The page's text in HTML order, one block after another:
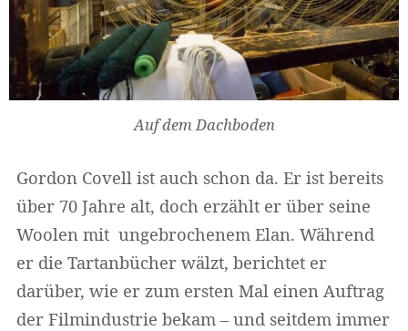
Auf dem Dachboden
Gordon Covell ist auch schon da. Er ist bereits
über 70 Jahre alt, doch erzählt er über seine
Woolen mit ungebrochenem Elan. Während
er die Tartanbücher wälzt, berichtet er
darüber, wie er zum ersten Mal einen Auftrag
der Filmindustrie bekam – und seitdem immer